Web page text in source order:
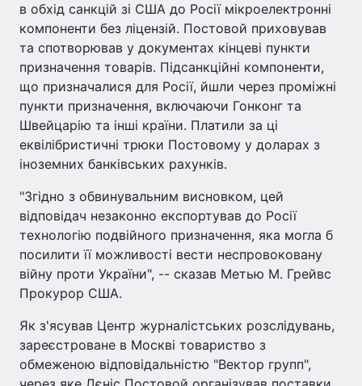
в обхід санкцій зі США до Росії мікроелектронні
компоненти без ліцензій. Постовой приховував
та спотворював у документах кінцеві пункти
призначення товарів. Підсанкційні компоненти,
що призначалися для Росії, йшли через проміжні
пункти призначення, включаючи Гонконг та
Швейцарію та інші країни. Платили за ці
еквілібристичні трюки Постовому у доларах з
іноземних банківських рахунків.
"Згідно з обвинувальним висновком, цей
відповідач незаконно експортував до Росії
технологію подвійного призначення, яка могла б
посилити її можливості вести неспровоковану
війну проти України", -- сказав Метью М. Грейвс
Прокурор США.
Як з'ясував Центр журналістських розслідувань,
зареєстроване в Москві товариство з
обмеженою відповідальністю "Вектор групп",